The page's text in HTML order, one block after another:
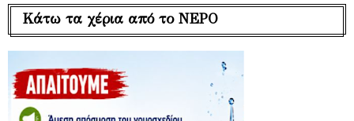
Κάτω τα χέρια από το ΝΕΡΟ